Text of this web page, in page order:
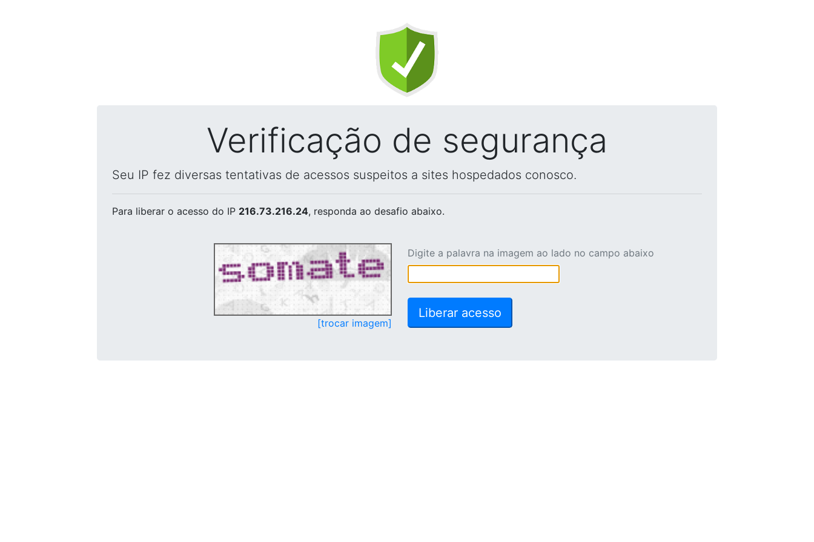
Verificação de segurança
Seu IP fez diversas tentativas de acessos suspeitos a sites hospedados conosco.
Para liberar o acesso do IP 216.73.216.24, responda ao desafio abaixo.
[trocar imagem]
Digite a palavra na imagem ao lado no campo abaixo